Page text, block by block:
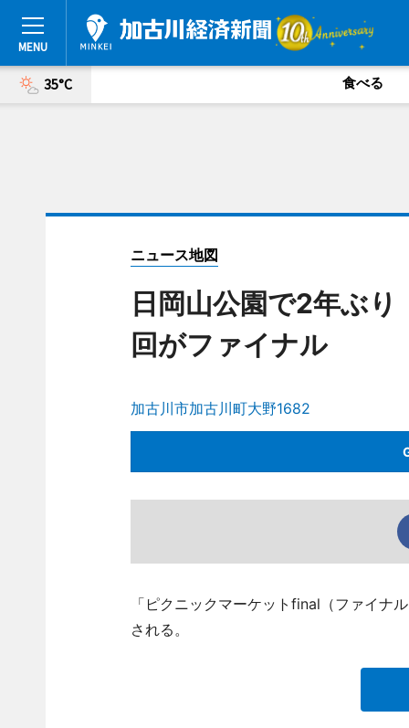
35°C 食べる
ニュース地図
日岡山公園で2年ぶ
回がファイナル
加古川市加古川町大野1682
「ピクニックマーケットfinal（ファイナ
される。